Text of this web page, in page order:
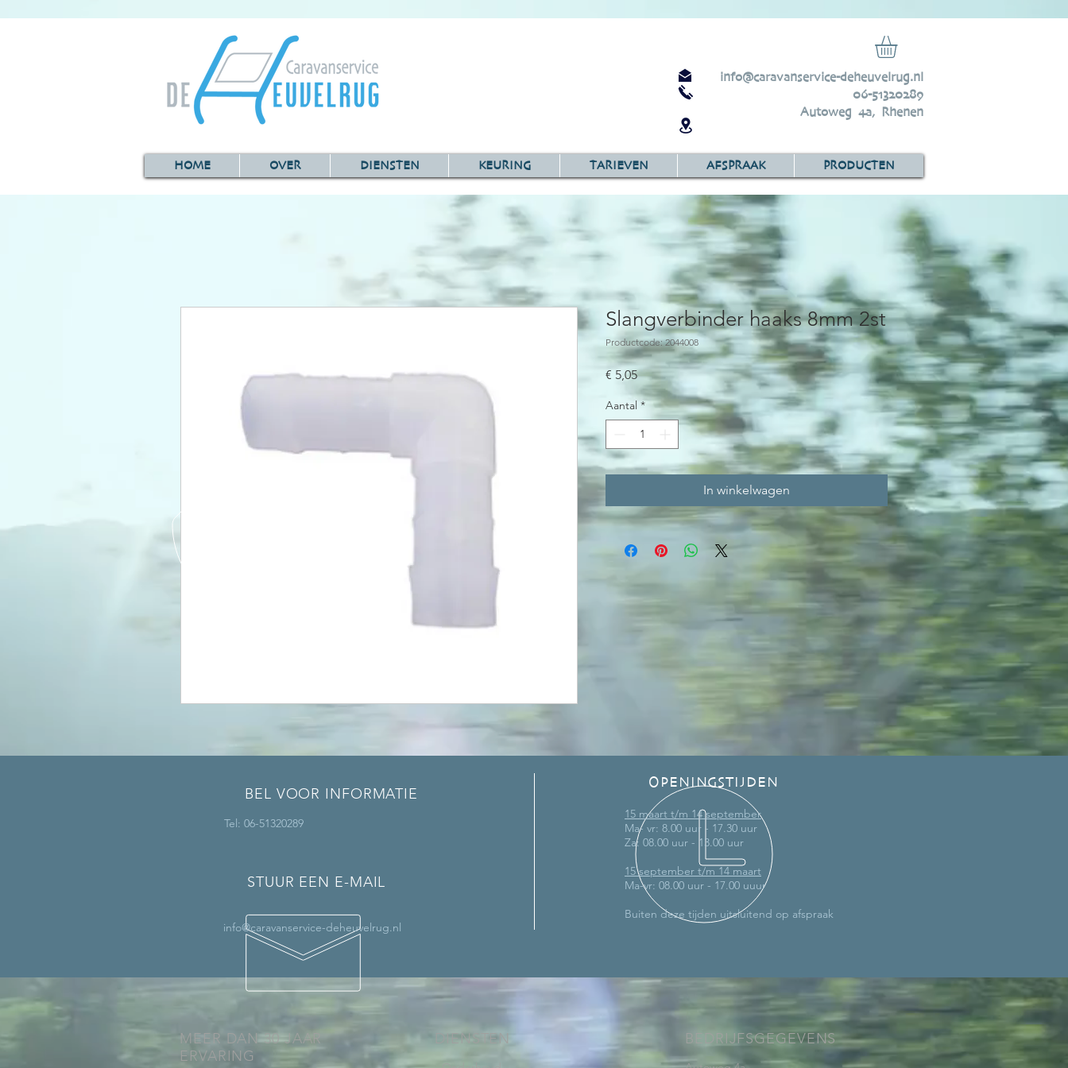
info@caravanservice-deheuvelrug.nl
06-51320289
Autoweg 4a, Rhenen
HOME OVER DIENSTEN KEURING TARIEVEN AFSPRAAK PRODUCTEN
Slangverbinder haaks 8mm 2st
Productcode: 2044008
€ 5,05Prijs
Aantal *
In winkelwagen
BEL VOOR INFORMATIE
Tel: 06-51320289
STUUR EEN E-MAIL
info@caravanservice-deheuvelrug.nl
OPENINGSTIJDEN
15 maart t/m 14 september
Ma- vr: 8.00 uur - 17.30 uur
Za: 08.00 uur - 13.00 uur
15 september t/m 14 maart
Ma-vr: 08.00 uur - 17.00 uuur
Buiten deze tijden uitsluitend op afspraak
MEER DAN 30 JAAR
ERVARING
DIENSTEN BEDRIJFSGEGEVENS